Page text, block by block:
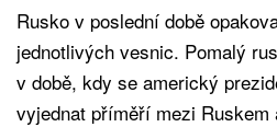
Rusko v poslední době
jednotlivých vesnic. Pomalý
v době, kdy se americký
vyjednat příměří mezi Ruskem